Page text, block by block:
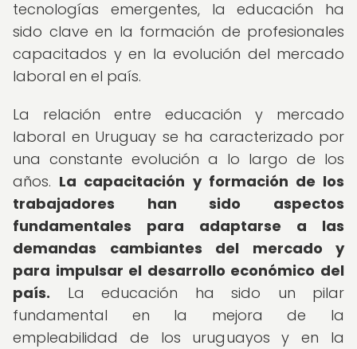
tecnologías emergentes, la educación ha
sido clave en la formación de profesionales
capacitados y en la evolución del mercado
laboral en el país.
La relación entre educación y mercado
laboral en Uruguay se ha caracterizado por
una constante evolución a lo largo de los
años. La capacitación y formación de los
trabajadores han sido aspectos
fundamentales para adaptarse a las
demandas cambiantes del mercado y
para impulsar el desarrollo económico del
país. La educación ha sido un pilar
fundamental en la mejora de la
empleabilidad de los uruguayos y en la